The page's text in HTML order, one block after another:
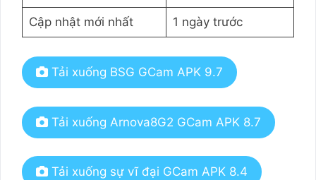
Cập nhật mới nhất 1 ngày trước
Tải xuống BSG GCam APK 9.7
Tải xuống Arnova8G2 GCam APK 8.7
Tải xuống sự vĩ đại GCam APK 8.4